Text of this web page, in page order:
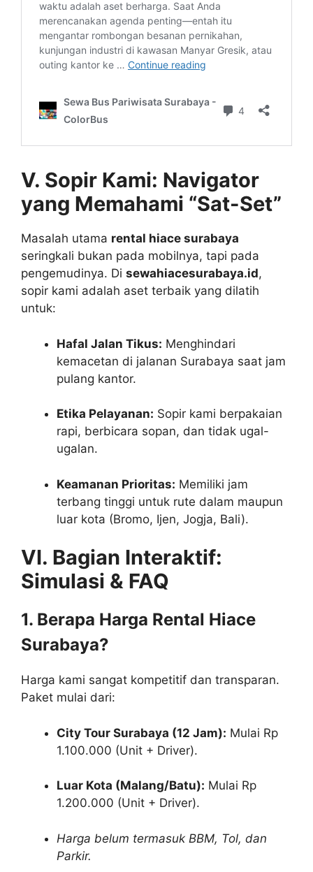
V. Sopir Kami: Navigator
yang Memahami “Sat-Set”
Masalah utama rental hiace surabaya
seringkali bukan pada mobilnya, tapi pada
pengemudinya. Di sewahiacesurabaya.id,
sopir kami adalah aset terbaik yang dilatih
untuk:
Hafal Jalan Tikus: Menghindari
kemacetan di jalanan Surabaya saat jam
pulang kantor.
Etika Pelayanan: Sopir kami berpakaian
rapi, berbicara sopan, dan tidak ugal-
ugalan.
Keamanan Prioritas: Memiliki jam
terbang tinggi untuk rute dalam maupun
luar kota (Bromo, Ijen, Jogja, Bali).
VI. Bagian Interaktif:
Simulasi & FAQ
1. Berapa Harga Rental Hiace
Surabaya?
Harga kami sangat kompetitif dan transparan.
Paket mulai dari:
City Tour Surabaya (12 Jam): Mulai Rp
1.100.000 (Unit + Driver).
Luar Kota (Malang/Batu): Mulai Rp
1.200.000 (Unit + Driver).
Harga belum termasuk BBM, Tol, dan
Parkir.